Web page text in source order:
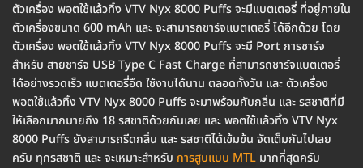
ตัวเครื่อง พอตใช้แล้วทิ้ง VTV Nyx 8000 Puffs จะมีแบตเตอรี่ ที่อยู่ภายใน
ตัวเครื่องขนาด 600 mAh และ จะสามารถชาร์จแบตเตอรี่ ได้อีกด้วย โดย
ตัวเครื่อง พอตใช้แล้วทิ้ง VTV Nyx 8000 Puffs จะมี Port การชาร์จ
สำหรับ สายชาร์จ USB Type C Fast Charge ที่สามารถชาร์จแบตเตอรี่
ได้อย่างรวดเร็ว แบตเตอรี่อึด ใช้งานได้นาน ตลอดทั้งวัน และ ตัวเครื่อง
พอตใช้แล้วทิ้ง VTV Nyx 8000 Puffs จะมาพร้อมกับกลิ่น และ รสชาติที่มี
ให้เลือกมากมายถึง 18 รสชาติด้วยกันเลย และ พอตใช้แล้วทิ้ง VTV Nyx
8000 Puffs ยังสามารถรีดกลิ่น และ รสชาติได้เข้มข้น จัดเต็มกันไปเลย
ครับ ทุกรสชาติ และ จะเหมาะสำหรับ การสูบแบบ MTL มากที่สุดครับ